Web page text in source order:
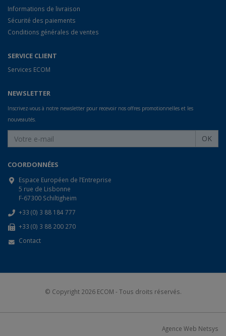
Informations de livraison
Sécurité des paiements
Conditions générales de ventes
SERVICE CLIENT
Services ECOM
NEWSLETTER
Inscrivez-vous à notre newsletter pour recevoir nos offres promotionnelles et les
nouveautés.
OK
COORDONNÉES
Espace Européen de l’Entreprise
5 rue de Lisbonne
F-67300 Schiltigheim
+33 (0) 3 88 184 777
+33 (0) 3 88 200 270
Contact
© Copyright 2026 ECOM - Tous droits réservés.
Agence Web Netsys